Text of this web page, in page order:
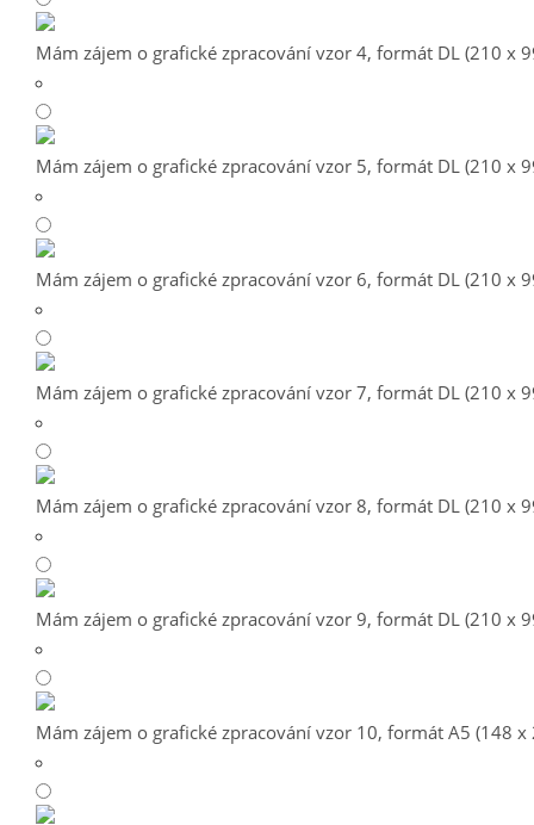
Mám zájem o grafické zpracování vzor 4, formát DL (210 x
Mám zájem o grafické zpracování vzor 5, formát DL (210 x
Mám zájem o grafické zpracování vzor 6, formát DL (210 x
Mám zájem o grafické zpracování vzor 7, formát DL (210 x
Mám zájem o grafické zpracování vzor 8, formát DL (210 x
Mám zájem o grafické zpracování vzor 9, formát DL (210 x
Mám zájem o grafické zpracování vzor 10, formát A5 (148 x